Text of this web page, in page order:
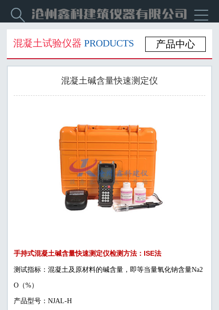


混凝土试验仪器 PRODUCTS 产品中心
混凝土碱含量快速测定仪
手持式混凝土碱含量快速测定仪检测方法：ISE法
测试指标：混凝土及原材料的碱含量，即等当量氧化钠含量Na2
O（%）
产品型号：NJAL-H